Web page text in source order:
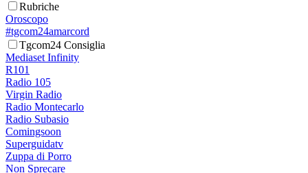
Rubriche
Oroscopo
#tgcom24amarcord
Tgcom24 Consiglia
Mediaset Infinity
R101
Radio 105
Virgin Radio
Radio Montecarlo
Radio Subasio
Comingsoon
Superguidatv
Zuppa di Porro
Non Sprecare